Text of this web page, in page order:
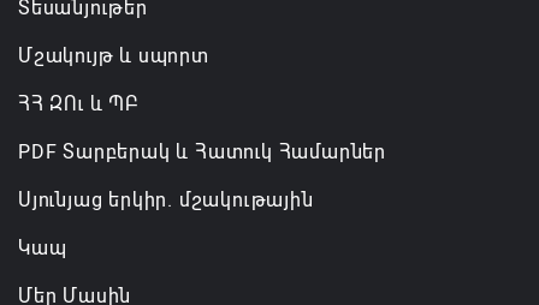
Տեսանյութեր
Մշակույթ և սպորտ
ՀՀ ԶՈւ և ՊԲ
PDF Տարբերակ և Հատուկ Համարներ
Սյունյաց երկիր. մշակութային
Կապ
Մեր Մասին